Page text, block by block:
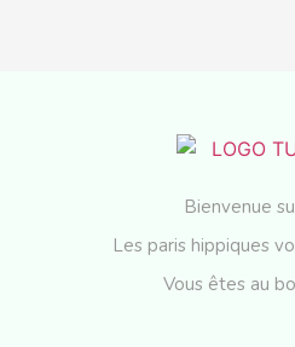
Bienvenue
Les paris hippiques
Vous êtes au